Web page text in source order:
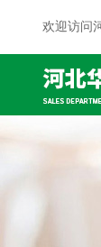
欢迎访问